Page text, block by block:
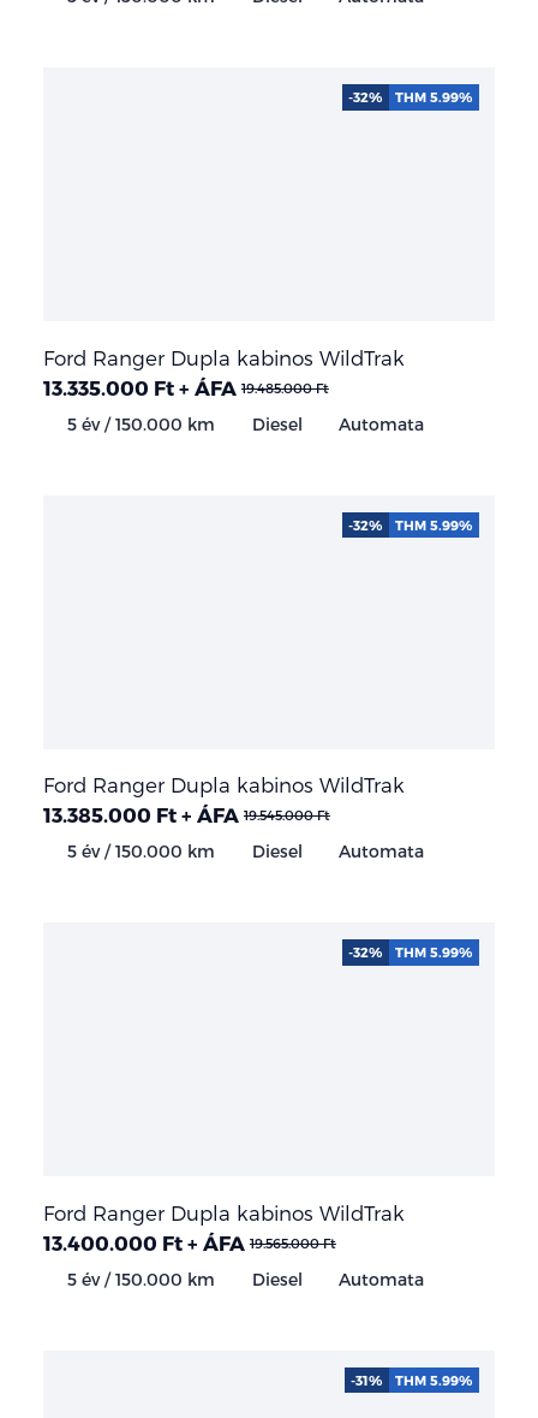
Ford Ranger Dupla kabinos WildTrak
13.335.000 Ft + ÁFA 19.485.000 Ft
5 év / 150.000 km Diesel Automata
-32% THM 5.99%
Ford Ranger Dupla kabinos WildTrak
13.385.000 Ft + ÁFA 19.545.000 Ft
5 év / 150.000 km Diesel Automata
-32% THM 5.99%
Ford Ranger Dupla kabinos WildTrak
13.400.000 Ft + ÁFA 19.565.000 Ft
5 év / 150.000 km Diesel Automata
-32% THM 5.99%
-31% THM 5.99%